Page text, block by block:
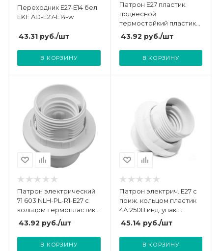
Переходник E27-E14 бел.
EKF AD-E27-E14-w
43.31 руб./шт
В КОРЗИНУ
Патрон E27 пластик.
подвесной
термостойкий пластик
бел. EKF LHP-E27-s
43.92 руб./шт
В КОРЗИНУ
Патрон электрический
71 603 NLH-PL-R1-E27 с
кольцом термопластик
Navigator 71603
43.92 руб./шт
В КОРЗИНУ
Патрон электрич. E27 с
приж. кольцом пластик
4А 250В инд. упак.
UNIVersal 7941418
45.14 руб./шт
В КОРЗИНУ